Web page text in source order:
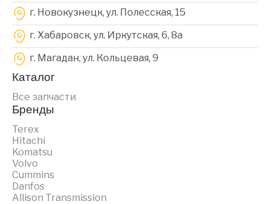
г. Новокузнецк, ул. Полесская, 15
г. Хабаровск, ул. Иркутская, 6, 8a
г. Магадан, ул. Кольцевая, 9
Каталог
Все запчасти
Бренды
Terex
Hitachi
Komatsu
Volvo
Cummins
Danfos
Allison Transmission